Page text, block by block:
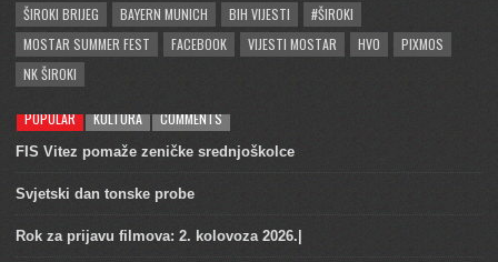
ŠIROKI BRIJEG
BAYERN MUNICH BIH VIJESTI
#ŠIROKI
MOSTAR SUMMER FEST
FACEBOOK VIJESTI MOSTAR HVO
PIXMOS
NK ŠIROKI
POPULAR KULTURA COMMENTS
FIS Vitez pomaže zeničke srednjoškolce
Svjetski dan tonske probe
Rok za prijavu filmova: 2. kolovoza 2026.|